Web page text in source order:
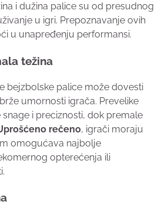
i dužina palice su od presudnog
u igri. Prepoznavanje ovih
u unapređenju performansi.
težina
bejzbolske palice može dovesti
umornosti igrača. Prevelike
i preciznosti, dok premale
rečeno, igrači moraju
omogućava najbolje
opterećenja ili